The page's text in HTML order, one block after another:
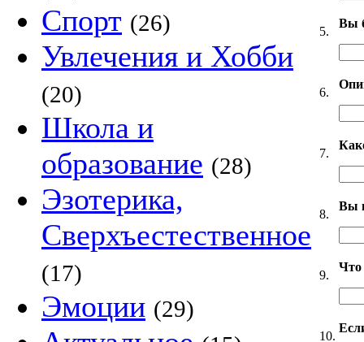
Спорт (26)
Увлечения и Хобби
(20)
Школа и
образование (28)
Эзотерика,
Сверхъестественное
(17)
Эмоции (29)
5.
Вы
6.
7.
8.
Вы
9.
Что
10.